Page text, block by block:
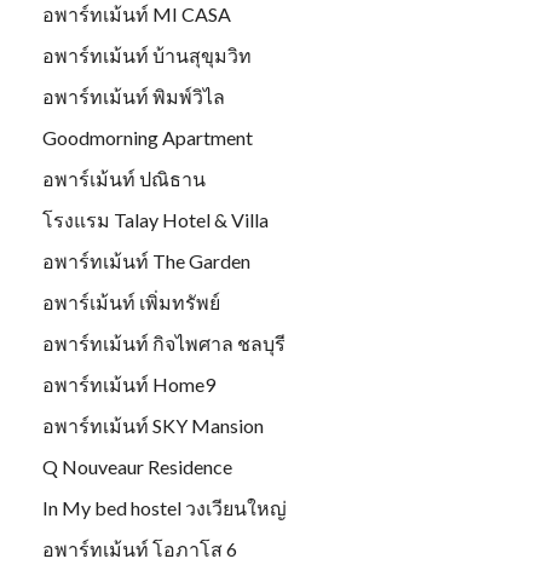
อพาร์ทเม้นท์ MI CASA
อพาร์ทเม้นท์ บ้านสุขุมวิท
อพาร์ทเม้นท์ พิมพ์วิไล
Goodmorning Apartment
อพาร์เม้นท์ ปณิธาน
โรงแรม Talay Hotel & Villa
อพาร์ทเม้นท์ The Garden
อพาร์เม้นท์ เพิ่มทรัพย์
อพาร์ทเม้นท์ กิจไพศาล ชลบุรี
อพาร์ทเม้นท์ Home9
อพาร์ทเม้นท์ SKY Mansion
Q Nouveaur Residence
In My bed hostel วงเวียนใหญ่
อพาร์ทเม้นท์ โอภาโส 6